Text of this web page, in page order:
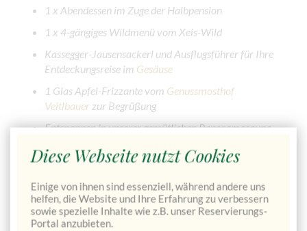
1 x Abendessen im Zuge der Halbpension
1 x 4-gängiges Wildmenü vom Xeis-Wild
Kassegger-Jausensackerl und Ausflugsführer für Ihre
Entdeckungsreise im Gesäuse
1 Glas Apfel-Frizzante vom Genussmosthof
Veitlbauer zur Begrüßung
Entspannen in unserer gemütlichen Panoramasauna
→
Diese Webseite nutzt Cookies
Einige von ihnen sind essenziell, während andere uns
helfen, die Website und Ihre Erfahrung zu verbessern
sowie spezielle Inhalte wie z.B. unser Reservierungs-
Portal anzubieten.